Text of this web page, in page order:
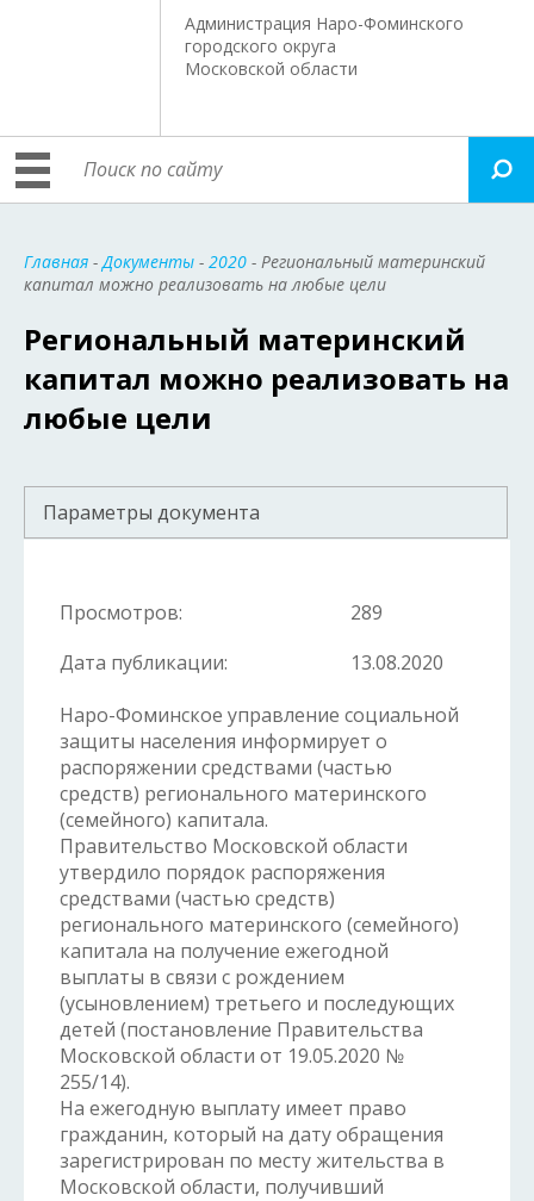
Администрация Наро-Фоминского
городского округа
Московской области
Главная -Документы - 2020 - Региональный материнский
капитал можно реализовать на любые цели
Региональный материнский
капитал можно реализовать на
любые цели
Параметры документа
Просмотров:
289
Дата публикации:
13.08.2020
Наро-Фоминское управление социальной
защиты населения информирует о
распоряжении средствами (частью
средств) регионального материнского
(семейного) капитала.
Правительство Московской области
утвердило порядок распоряжения
средствами (частью средств)
регионального материнского (семейного)
капитала на получение ежегодной
выплаты в связи с рождением
(усыновлением) третьего и последующих
детей (постановление Правительства
Московской области от 19.05.2020 №
255/14).
На ежегодную выплату имеет право
гражданин, который на дату обращения
зарегистрирован по месту жительства в
Московской области, получивший